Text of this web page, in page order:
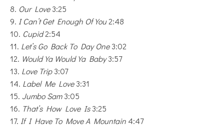
8. Our Love3:25
9. I Can’t Get Enough Of You2:48
10. Cupid2:54
11. Let’s Go Back To Day One3:02
12. Would Ya Would Ya Baby3:57
13. Love Trip3:07
14. Label Me Love3:31
15. Jumbo Sam3:05
16. That’s How Love Is3:25
17. If I Have To Move A Mountain 4:47